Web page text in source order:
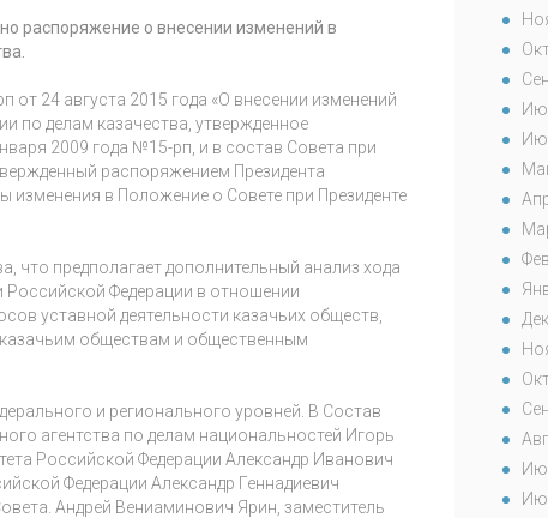
распоряжение о внесении изменений в
24 августа 2015 года «О внесении изменений
по делам казачества, утвержденное
2009 года №15-рп, и в состав Совета при
распоряжением Президента
изменения в Положение о Совете при Президенте
что предполагает дополнительный анализ хода
Российской Федерации в отношении
уставной деятельности казачьих обществ,
обществам и общественным
и регионального уровней. В Состав
агентства по делам национальностей Игорь
Российской Федерации Александр Иванович
Федерации Александр Геннадиевич
Андрей Вениаминович Ярин, заместитель